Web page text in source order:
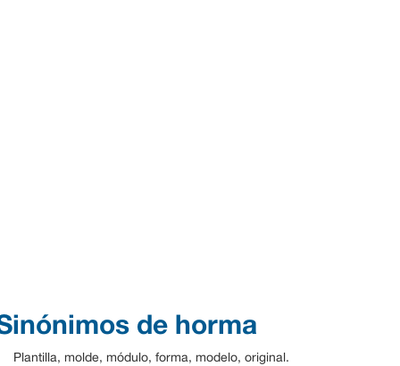
de horma
Plantilla, molde, módulo, forma, modelo, original.